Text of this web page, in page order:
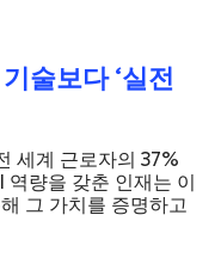
술보다 ‘실전
세계 근로자의 37%
량을 갖춘 인재는 이
그 가치를 증명하고